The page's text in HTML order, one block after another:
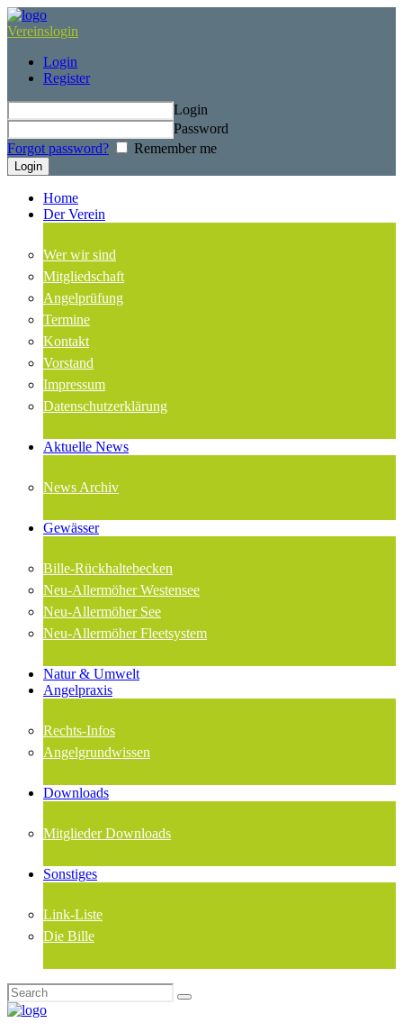
Vereinslogin
Login
Register
Login
Password
Forgot password?
Remember me
Home
Der Verein
Wer wir sind
Mitgliedschaft
Angelprüfung
Termine
Kontakt
Vorstand
Impressum
Datenschutzerklärung
Aktuelle News
News Archiv
Gewässer
Bille-Rückhaltebecken
Neu-Allermöher Westensee
Neu-Allermöher See
Neu-Allermöher Fleetsystem
Natur & Umwelt
Angelpraxis
Rechts-Infos
Angelgrundwissen
Downloads
Mitglieder Downloads
Sonstiges
Link-Liste
Die Bille